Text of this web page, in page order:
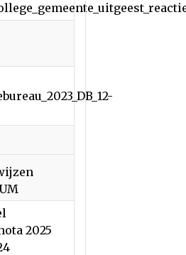
2025